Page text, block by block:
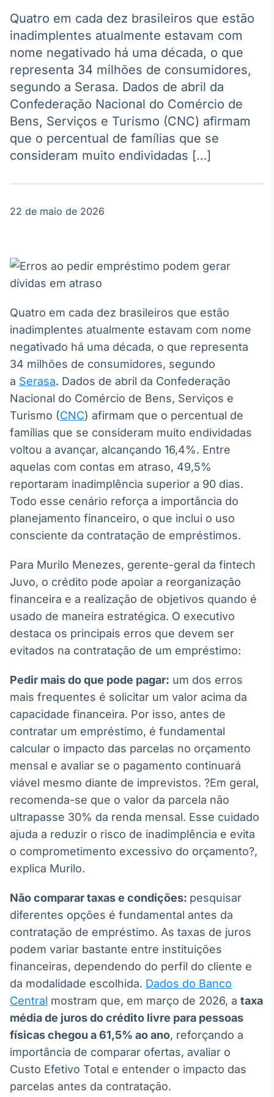
Agro
Tudo sobre o
agronegócio
Broadcast
Político
Os bastidores da
política em
tempo real
Broadcast
Broadcast
Plataforma para
conteúdos
personalizados
Soluções de Dados
e Conteúdos
Broadcast
OTC
Plataforma para
negociação de
ativos
Broadcast
Datafeed
APIs para
integração de
conteúdos e
dados
Ticker
Cotações e
headlines de
notícias
Broadcast
Componentes
para conteúdos e
funcionalidades
Broadcast
Wallboard
Conteúdos e
dados para
displays e telas
Broadcast
Curadoria
Soluções de
Tecnologia
Broadcast
Radar
inteligente de
notícias e
conteúdos
Broadcast
Fundos
A melhor
analisar fundos
de investimento
no Brasil
Quatro em cada dez brasileiros que estão
inadimplentes atualmente estavam com
nome negativado há uma década, o que
representa 34 milhões de consumidores,
segundo a Serasa. Dados de abril da
Confederação Nacional do Comércio de
Bens, Serviços e Turismo (CNC) afirmam
que o percentual de famílias que se
consideram muito endividadas […]
22 de maio de 2026
Quatro em cada dez brasileiros que estão
inadimplentes atualmente estavam com nome
negativado há uma década, o que representa
34 milhões de consumidores, segundo
a Serasa. Dados de abril da Confederação
Nacional do Comércio de Bens, Serviços e
Turismo (CNC) afirmam que o percentual de
famílias que se consideram muito endividadas
voltou a avançar, alcançando 16,4%. Entre
aquelas com contas em atraso, 49,5%
reportaram inadimplência superior a 90 dias.
Todo esse cenário reforça a importância do
planejamento financeiro, o que inclui o uso
consciente da contratação de empréstimos.
Para Murilo Menezes, gerente-geral da fintech
Juvo, o crédito pode apoiar a reorganização
financeira e a realização de objetivos quando é
usado de maneira estratégica. O executivo
destaca os principais erros que devem ser
evitados na contratação de um empréstimo:
Pedir mais do que pode pagar: um dos erros
mais frequentes é solicitar um valor acima da
capacidade financeira. Por isso, antes de
contratar um empréstimo, é fundamental
calcular o impacto das parcelas no orçamento
mensal e avaliar se o pagamento continuará
viável mesmo diante de imprevistos. ?Em geral,
recomenda-se que o valor da parcela não
ultrapasse 30% da renda mensal. Esse cuidado
ajuda a reduzir o risco de inadimplência e evita
o comprometimento excessivo do orçamento?,
explica Murilo.
Não comparar taxas e condições: pesquisar
diferentes opções é fundamental antes da
contratação de empréstimo. As taxas de juros
podem variar bastante entre instituições
financeiras, dependendo do perfil do cliente e
da modalidade escolhida. Dados do Banco
Central mostram que, em março de 2026, a taxa
média de juros do crédito livre para pessoas
físicas chegou a 61,5% ao ano, reforçando a
importância de comparar ofertas, avaliar o
Custo Efetivo Total e entender o impacto das
parcelas antes da contratação.